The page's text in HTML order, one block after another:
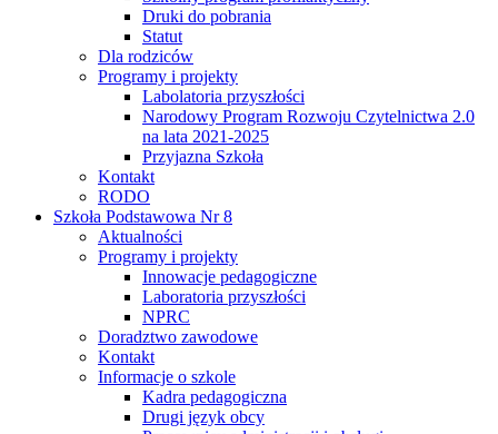
Druki do pobrania
Statut
Dla rodziców
Programy i projekty
Labolatoria przyszłości
Narodowy Program Rozwoju Czytelnictwa 2.0
na lata 2021-2025
Przyjazna Szkoła
Kontakt
RODO
Szkoła Podstawowa Nr 8
Aktualności
Programy i projekty
Innowacje pedagogiczne
Laboratoria przyszłości
NPRC
Doradztwo zawodowe
Kontakt
Informacje o szkole
Kadra pedagogiczna
Drugi język obcy